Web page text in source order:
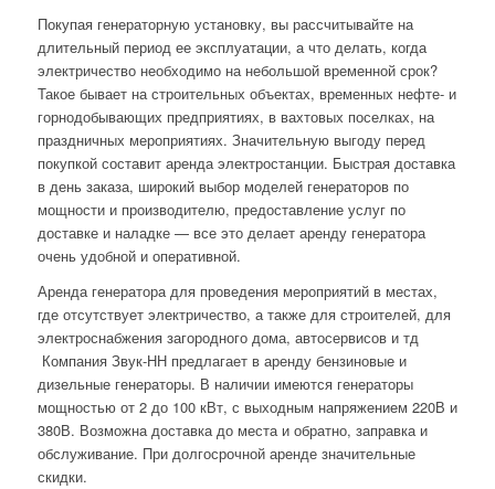
Покупая генераторную установку, вы рассчитывайте на
длительный период ее эксплуатации, а что делать, когда
электричество необходимо на небольшой временной срок?
Такое бывает на строительных объектах, временных нефте- и
горнодобывающих предприятиях, в вахтовых поселках, на
праздничных мероприятиях. Значительную выгоду перед
покупкой составит аренда электростанции. Быстрая доставка
в день заказа, широкий выбор моделей генераторов по
мощности и производителю, предоставление услуг по
доставке и наладке — все это делает аренду генератора
очень удобной и оперативной.
Аренда генератора для проведения мероприятий в местах,
где отсутствует электричество, а также для строителей, для
электроснабжения загородного дома, автосервисов и тд
Компания Звук-НН предлагает в аренду бензиновые и
дизельные генераторы. В наличии имеются генераторы
мощностью от 2 до 100 кВт, с выходным напряжением 220В и
380В. Возможна доставка до места и обратно, заправка и
обслуживание. При долгосрочной аренде значительные
скидки.